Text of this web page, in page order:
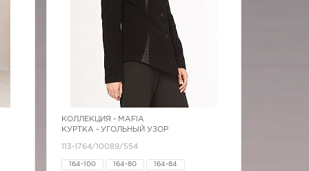
КОЛЛЕКЦИЯ - MAFIA
КУРТКА - УГОЛЬНЫЙ УЗОР
113-1764/10089/554
164-100 164-80 164-84